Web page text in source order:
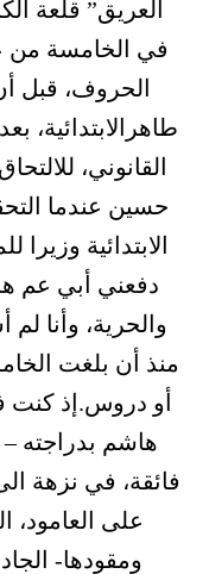
العريق” قلعة
في الخامسة من
الحروف، قبل
طاهرالابتدائية،
القانوني،
حسين عندما
الابتدائية
دفعني أبي عم
والحرية، وأنا
منذ أن بلغت
أو دروس.إذ كنت
هاشم بدراجته –
فائقة، في نزهة
على العامود،
ومقودها-